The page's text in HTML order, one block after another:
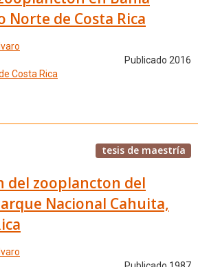
Norte de Costa Rica
Publicado 2016
Costa Rica
tesis de maestría
del zooplancton del
Nacional Cahuita,